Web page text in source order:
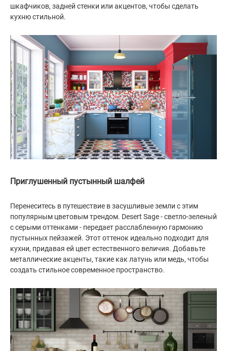
шкафчиков, задней стенки или акцентов, чтобы сделать
кухню стильной.
Приглушенный пустынный шалфей
Перенеситесь в путешествие в засушливые земли с этим
популярным цветовым трендом. Desert Sage - светло-зеленый
с серыми оттенками - передает расслабленную гармонию
пустынных пейзажей. Этот оттенок идеально подходит для
кухни, придавая ей цвет естественного величия. Добавьте
металлические акценты, такие как латунь или медь, чтобы
создать стильное современное пространство.